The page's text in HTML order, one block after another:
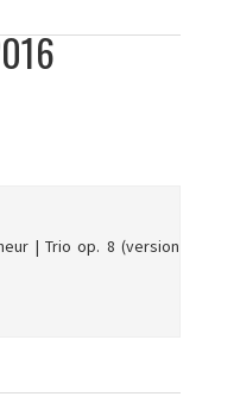
| Trio op. 8 (version